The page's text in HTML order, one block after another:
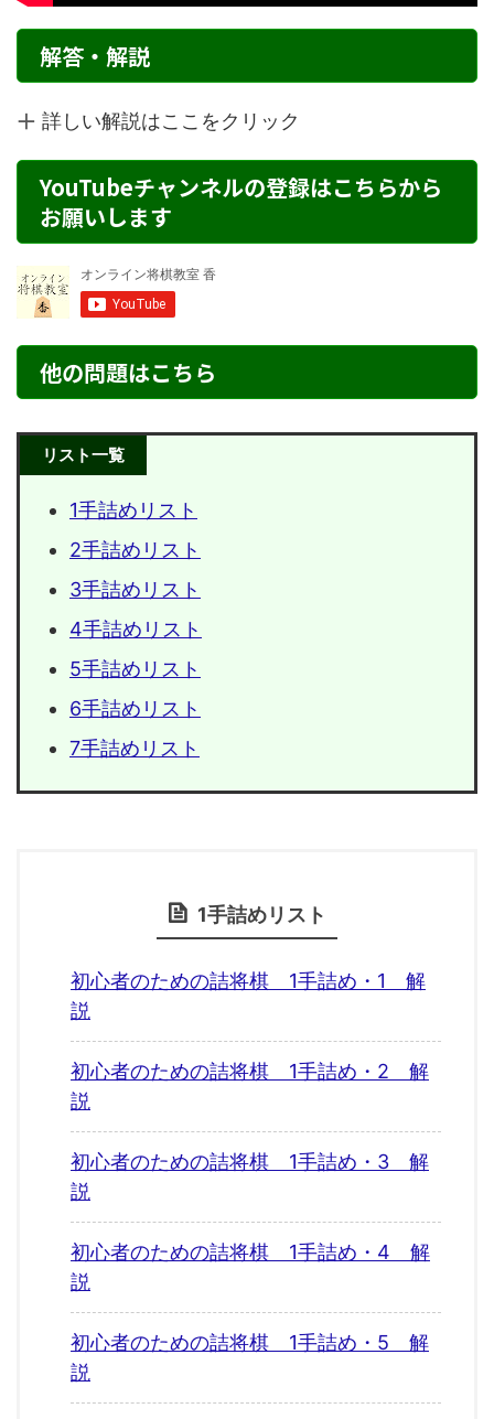
解答・解説
詳しい解説はここをクリック
YouTubeチャンネルの登録はこちらから
お願いします
他の問題はこちら
リスト一覧
1手詰めリスト
2手詰めリスト
3手詰めリスト
4手詰めリスト
5手詰めリスト
6手詰めリスト
7手詰めリスト
1手詰めリスト
初心者のための詰将棋 1手詰め・1 解
説
初心者のための詰将棋 1手詰め・2 解
説
初心者のための詰将棋 1手詰め・3 解
説
初心者のための詰将棋 1手詰め・4 解
説
初心者のための詰将棋 1手詰め・5 解
説